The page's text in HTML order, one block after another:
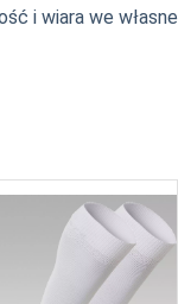
i wiara we własne